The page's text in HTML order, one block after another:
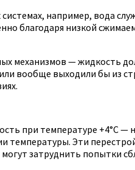
например, вода
благодаря низкой
механизмов — жидкость
вообще выходили бы из
при температуре +4°C
температуры. Эти
затруднить попытки